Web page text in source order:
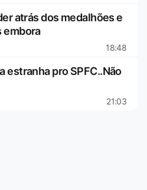
atrás dos medalhões e
embora
18:48
estranha pro SPFC..Não
21:03